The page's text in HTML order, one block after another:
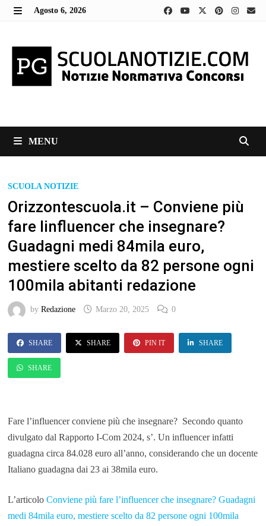
Skip
Agosto 6, 2026
MENU
SCUOLA NOTIZIE
Orizzontescuola.it – Conviene più
fare linfluencer che insegnare?
Guadagni medi 84mila euro,
mestiere scelto da 82 persone ogni
100mila abitanti redazione
by Redazione Marzo 20, 2025 0
SHARE SHARE PIN IT SHARE
SHARE
Fare l’influencer conviene più che insegnare? Secondo quanto
divulgato dal Rapporto I-Com 2024, s’. Un influencer infatti
guadagna circa 84.028 euro all’anno, considerando che un docente
Italiano guadagna dai 23 ai 38mila euro.
L’articolo Conviene più fare l’influencer che insegnare? Guadagni
medi 84mila euro, mestiere scelto da 82 persone ogni 100mila